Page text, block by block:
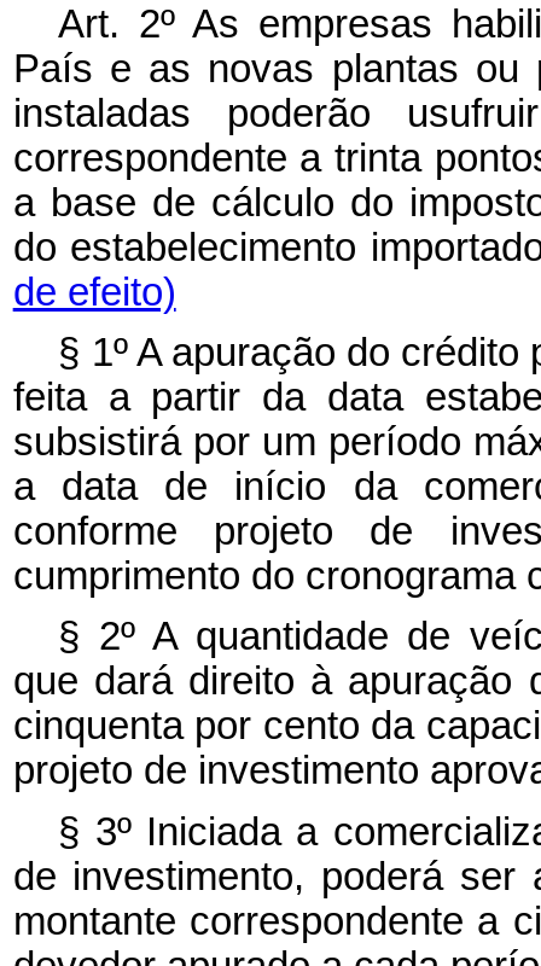
Art. 2º As empresas
País e as novas plantas ou
instaladas poderão
correspondente a trinta
a base de cálculo do
do estabelecimento
de efeito)
§ 1º A apuração do
feita a partir da data
subsistirá por um período
a data de início da
conforme projeto de
cumprimento do cronograma
§ 2º A quantidade de
que dará direito à apuração
cinquenta por cento da
projeto de investimento
§ 3º Iniciada a
de investimento, poderá ser
montante correspondente a